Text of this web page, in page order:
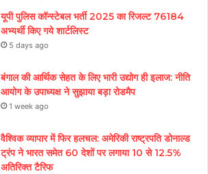
यूपी पुलिस कॉन्स्टेबल भर्ती 2025 का रिजल्ट 76184
अभ्यर्थी किए गये शार्टलिस्ट
5 days ago
बंगाल की आर्थिक सेहत के लिए भारी उद्योग ही इलाज: नीत‌ि
आयोग के उपाध्यक्ष ने सुझाया बड़ा रोडमैप
1 week ago
वैश्विक व्यापार में फिर हलचल: अमेरिकी राष्ट्रपति डोनाल्ड
ट्रंप ने भारत समेत 60 देशों पर लगाया 10 से 12.5%
अतिरिक्त टैरिफ